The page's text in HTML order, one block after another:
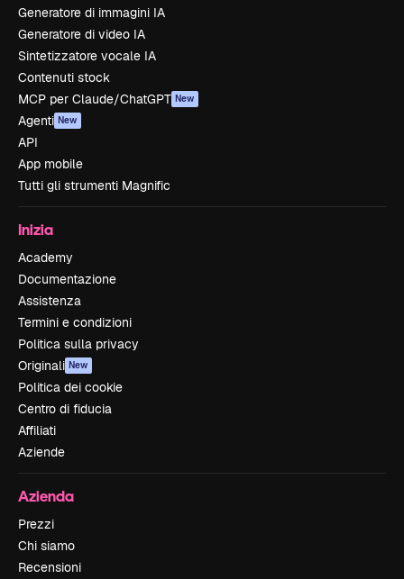
Generatore di immagini IA
Generatore di video IA
Sintetizzatore vocale IA
Contenuti stock
MCP per Claude/ChatGPT New
Agenti New
API
App mobile
Tutti gli strumenti Magnific
Inizia
Academy
Documentazione
Assistenza
Termini e condizioni
Politica sulla privacy
Originali New
Politica dei cookie
Centro di fiducia
Affiliati
Aziende
Azienda
Prezzi
Chi siamo
Recensioni